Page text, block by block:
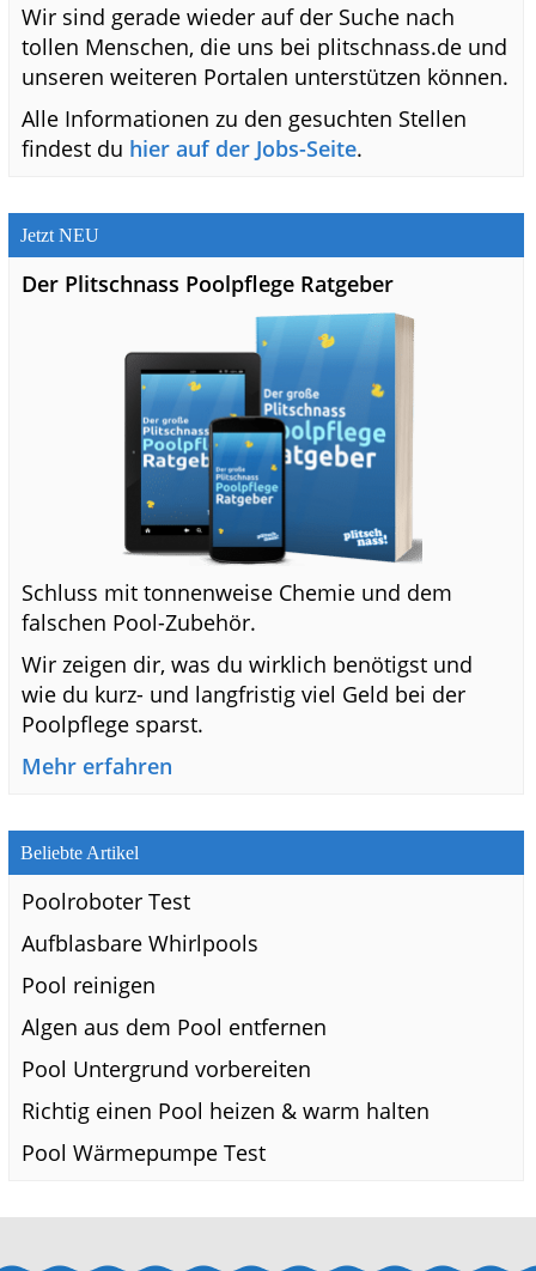
Wir sind gerade wieder auf der Suche nach
tollen Menschen, die uns bei plitschnass.de und
unseren weiteren Portalen unterstützen können.
Alle Informationen zu den gesuchten Stellen
findest du hier auf der Jobs-Seite.
Jetzt NEU
Der Plitschnass Poolpflege Ratgeber
Schluss mit tonnenweise Chemie und dem
falschen Pool-Zubehör.
Wir zeigen dir, was du wirklich benötigst und
wie du kurz- und langfristig viel Geld bei der
Poolpflege sparst.
Mehr erfahren
Beliebte Artikel
Poolroboter Test
Aufblasbare Whirlpools
Pool reinigen
Algen aus dem Pool entfernen
Pool Untergrund vorbereiten
Richtig einen Pool heizen & warm halten
Pool Wärmepumpe Test